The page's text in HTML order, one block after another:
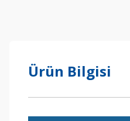
Ürün Bilgisi